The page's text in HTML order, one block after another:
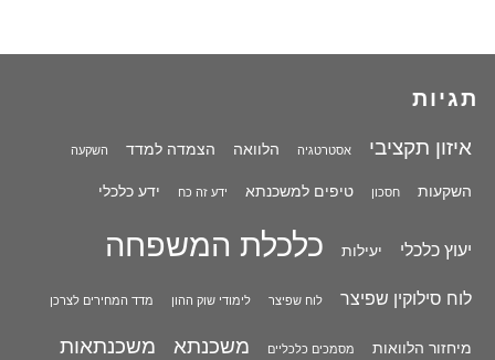
תגיות
איזון תקציבי אסטרטגיה הלוואה הצמדה למדד השקעה
השקעות חסכון טיפים למשכנתא ידע זה כח ידע כלכלי
יעוץ כלכלי יעילות כלכלת המשפחה
לוח סילוקין שפיצר לוח שפיצר לימודי שוק ההון מדד המחירים לצרכן
מיחזור הלוואות מסמכים כלכליים משכנתא משכנתאות